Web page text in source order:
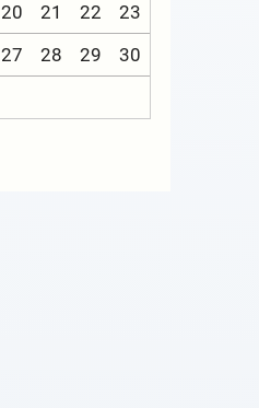
20 21 22
23
27 28 29
30